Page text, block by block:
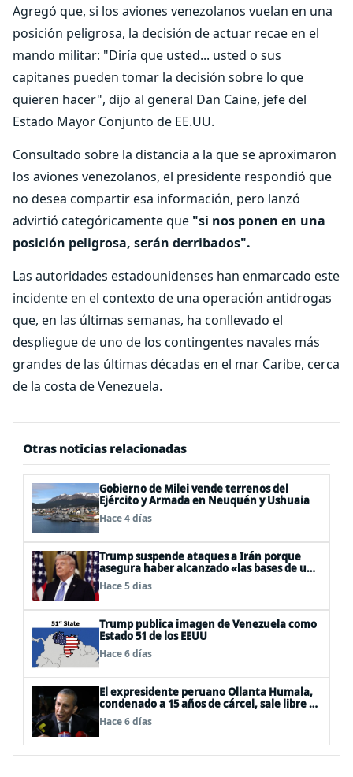
Agregó que, si los aviones venezolanos vuelan en una
posición peligrosa, la decisión de actuar recae en el
mando militar: "Diría que usted... usted o sus
capitanes pueden tomar la decisión sobre lo que
quieren hacer", dijo al general Dan Caine, jefe del
Estado Mayor Conjunto de EE.UU.
Consultado sobre la distancia a la que se aproximaron
los aviones venezolanos, el presidente respondió que
no desea compartir esa información, pero lanzó
advirtió categóricamente que "si nos ponen en una
posición peligrosa, serán derribados".
Las autoridades estadounidenses han enmarcado este
incidente en el contexto de una operación antidrogas
que, en las últimas semanas, ha conllevado el
despliegue de uno de los contingentes navales más
grandes de las últimas décadas en el mar Caribe, cerca
de la costa de Venezuela.
Otras noticias relacionadas
Gobierno de Milei vende terrenos del
Ejército y Armada en Neuquén y Ushuaia
Hace 4 días
Trump suspende ataques a Irán porque
asegura haber alcanzado «las bases de un
acuerdo»
Hace 5 días
Trump publica imagen de Venezuela como
Estado 51 de los EEUU
Hace 6 días
El expresidente peruano Ollanta Humala,
condenado a 15 años de cárcel, sale libre al
anularse su caso
Hace 6 días